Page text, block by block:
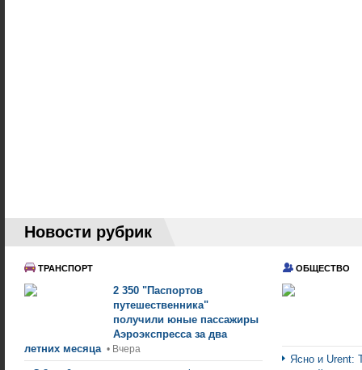
Новости рубрик
ТРАНСПОРТ
2 350 "Паспортов
путешественника"
получили юные пассажиры
Аэроэкспресса за два
летних месяца • Вчера
ОБЩЕСТВО
Ясно и Urent: